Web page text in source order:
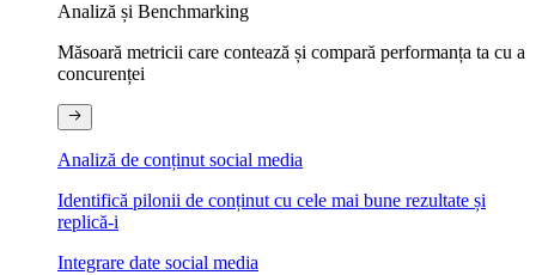
Analiză și Benchmarking
Măsoară metricii care contează și compară performanța ta cu a
concurenței
Analiză de conținut social media
Identifică pilonii de conținut cu cele mai bune rezultate și
replică-i
Integrare date social media